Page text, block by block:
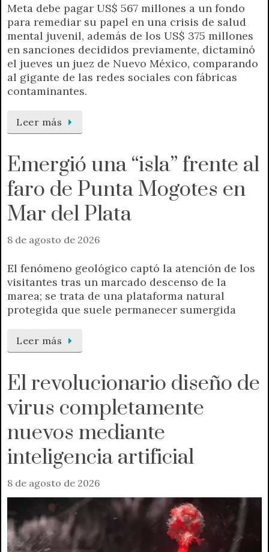
Meta debe pagar US$ 567 millones a un fondo
para remediar su papel en una crisis de salud
mental juvenil, además de los US$ 375 millones
en sanciones decididos previamente, dictaminó
el jueves un juez de Nuevo México, comparando
al gigante de las redes sociales con fábricas
contaminantes.
Leer más
Emergió una “isla” frente al
faro de Punta Mogotes en
Mar del Plata
8 de agosto de 2026
El fenómeno geológico captó la atención de los
visitantes tras un marcado descenso de la
marea; se trata de una plataforma natural
protegida que suele permanecer sumergida
Leer más
El revolucionario diseño de
virus completamente
nuevos mediante
inteligencia artificial
8 de agosto de 2026